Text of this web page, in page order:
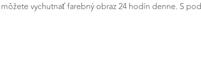
vychutnať farebný obraz 24 hodín denne. S